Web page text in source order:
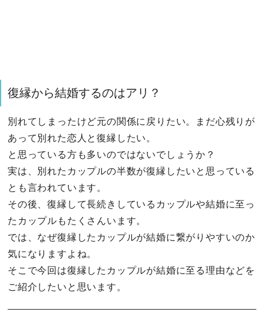
復縁から結婚するのはアリ？
別れてしまったけど元の関係に戻りたい。まだ心残りが
あって別れた恋人と復縁したい。
と思っている方も多いのではないでしょうか？
実は、別れたカップルの半数が復縁したいと思っている
とも言われています。
その後、復縁して長続きしているカップルや結婚に至っ
たカップルもたくさんいます。
では、なぜ復縁したカップルが結婚に繋がりやすいのか
気になりますよね。
そこで今回は復縁したカップルが結婚に至る理由などを
ご紹介したいと思います。